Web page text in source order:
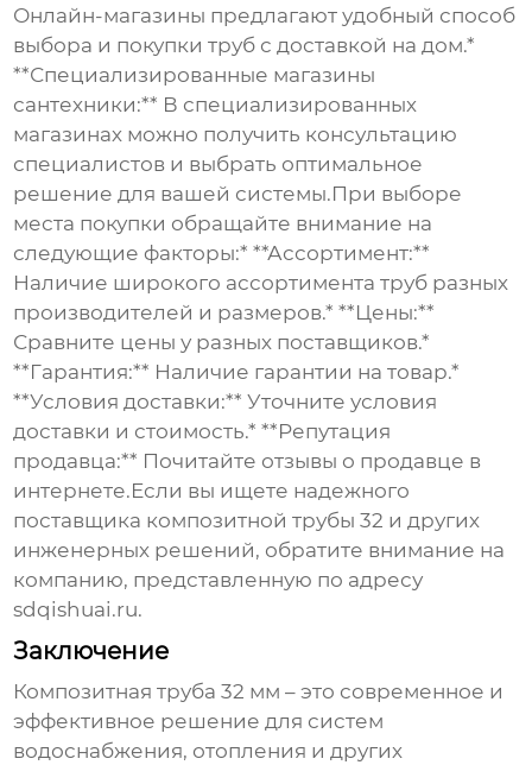
Онлайн-магазины предлагают удобный способ
выбора и покупки труб с доставкой на дом.*
**Специализированные магазины
сантехники:** В специализированных
магазинах можно получить консультацию
специалистов и выбрать оптимальное
решение для вашей системы.При выборе
места покупки обращайте внимание на
следующие факторы:* **Ассортимент:**
Наличие широкого ассортимента труб разных
производителей и размеров.* **Цены:**
Сравните цены у разных поставщиков.*
**Гарантия:** Наличие гарантии на товар.*
**Условия доставки:** Уточните условия
доставки и стоимость.* **Репутация
продавца:** Почитайте отзывы о продавце в
интернете.Если вы ищете надежного
поставщика композитной трубы 32 и других
инженерных решений, обратите внимание на
компанию, представленную по адресу
sdqishuai.ru.
Заключение
Композитная труба 32 мм – это современное и
эффективное решение для систем
водоснабжения, отопления и других